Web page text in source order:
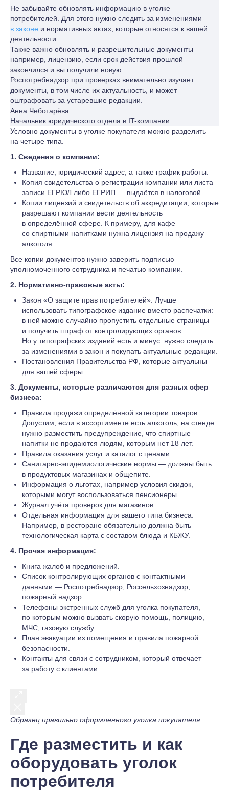
Не забывайте обновлять информацию в уголке
потребителей. Для этого нужно следить за изменениями
в законе и нормативных актах, которые относятся к вашей
деятельности.
Также важно обновлять и разрешительные документы —
например, лицензию, если срок действия прошлой
закончился и вы получили новую.
Роспотребнадзор при проверках внимательно изучает
документы, в том числе их актуальность, и может
оштрафовать за устаревшие редакции.
Анна Чеботарёва
Начальник юридического отдела в IT-компании
Условно документы в уголке покупателя можно разделить
на четыре типа.
1. Сведения о компании:
Название, юридический адрес, а также график работы.
Копия свидетельства о регистрации компании или листа
записи ЕГРЮЛ либо ЕГРИП — выдаётся в налоговой.
Копии лицензий и свидетельств об аккредитации, которые
разрешают компании вести деятельность
в определённой сфере. К примеру, для кафе
со спиртными напитками нужна лицензия на продажу
алкоголя.
Все копии документов нужно заверить подписью
уполномоченного сотрудника и печатью компании.
2. Нормативно-правовые акты:
Закон «О защите прав потребителей». Лучше
использовать типографское издание вместо распечатки:
в ней можно случайно пропустить отдельные страницы
и получить штраф от контролирующих органов.
Но у типографских изданий есть и минус: нужно следить
за изменениями в закон и покупать актуальные редакции.
Постановления Правительства РФ, которые актуальны
для вашей сферы.
3. Документы, которые различаются для разных сфер
бизнеса:
Правила продажи определённой категории товаров.
Допустим, если в ассортименте есть алкоголь, на стенде
нужно разместить предупреждение, что спиртные
напитки не продаются людям, которым нет 18 лет.
Правила оказания услуг и каталог с ценами.
Санитарно-эпидемиологические нормы — должны быть
в продуктовых магазинах и общепите.
Информация о льготах, например условия скидок,
которыми могут воспользоваться пенсионеры.
Журнал учёта проверок для магазинов.
Отдельная информация для вашего типа бизнеса.
Например, в ресторане обязательно должна быть
технологическая карта с составом блюда и КБЖУ.
4. Прочая информация:
Книга жалоб и предложений.
Список контролирующих органов с контактными
данными — Роспотребнадзор, Россельхознадзор,
пожарный надзор.
Телефоны экстренных служб для уголка покупателя,
по которым можно вызвать скорую помощь, полицию,
МЧС, газовую службу.
План эвакуации из помещения и правила пожарной
безопасности.
Контакты для связи с сотрудником, который отвечает
за работу с клиентами.
Образец правильно оформленного уголка покупателя
Где разместить и как
оборудовать уголок
потребителя